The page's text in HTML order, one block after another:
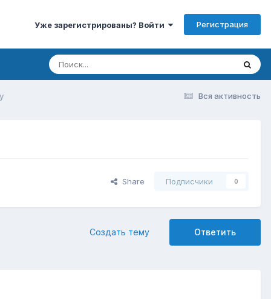
Уже зарегистрированы? Войти Регистрация
Вся активность
Share Подписчики 0
Ответить
Создать тему